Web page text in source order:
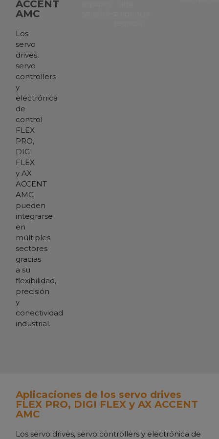
ACCENT
AMC
Los
servo
drives,
servo
controllers
y
electrónica
de
control
FLEX
PRO,
DIGI
FLEX
y AX
ACCENT
AMC
pueden
integrarse
en
múltiples
sectores
gracias
a su
flexibilidad,
precisión
y
conectividad
industrial.
Aplicaciones de los servo drives
FLEX PRO, DIGI FLEX y AX ACCENT
AMC
Los servo drives, servo controllers y electrónica de